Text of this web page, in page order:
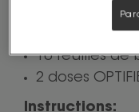
4 cuillerées à
10 feuilles de
2 doses
Instructions: